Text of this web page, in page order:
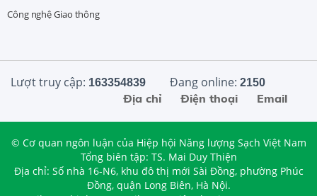
Công nghệ Giao thông
Lượt truy cập: 163354839 Đang online: 2150
Email
Điện thoại
Địa chỉ
© Cơ quan ngôn luận của Hiệp hội Năng lượng Sạch Việt Nam
Tổng biên tập: TS. Mai Duy Thiện
Địa chỉ: Số nhà 16-N6, khu đô thị mới Sài Đồng, phường Phúc
Đồng, quận Long Biên, Hà Nội.